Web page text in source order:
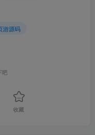
游源码
吧
收藏